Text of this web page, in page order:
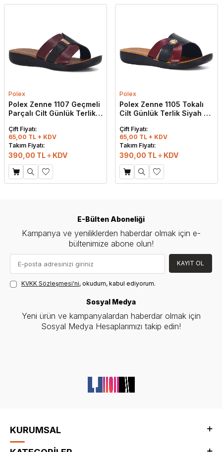
Polex
Polex Zenne 1107 Geçmeli
Parçalı Cilt Günlük Terlik
Çift Fiyatı:
65,00 TL + KDV
Takım Fiyatı:
390,00 TL KDV
Polex
Polex Zenne 1105 Tokalı
Cilt Günlük Terlik Siyah -
Çift Fiyatı:
65,00 TL + KDV
Takım Fiyatı:
390,00 TL KDV
E-Bülten Aboneliği
Kampanya ve yeniliklerden haberdar olmak için e-
bültenimize abone olun!
KAYIT OL
KVKK Sözleşmesi'ni, okudum, kabul ediyorum.
Sosyal Medya
Yeni ürün ve kampanyalardan haberdar olmak için
Sosyal Medya Hesaplarımızı takip edin!
KURUMSAL